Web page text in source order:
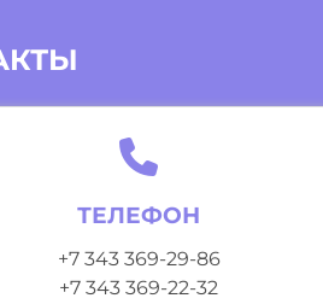
ТЕЛЕФОН
+7 343 369-29-86
+7 343 369-22-32